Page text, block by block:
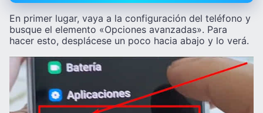
En primer lugar, vaya a la configuración del teléfono y
busque el elemento «Opciones avanzadas». Para
hacer esto, desplácese un poco hacia abajo y lo verá.